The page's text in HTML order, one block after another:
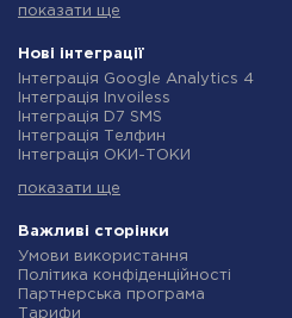
Інтеграція Gmail
Інтеграція Rozetka
Інтеграція OpenAI (ChatGPT)
Інтеграція Binotel
Інтеграція Prom
Інтеграція Приват24
Інтеграція OLX
Інтеграція SendPulse
Інтеграція Stream Telecom
Інтеграція Google Analytics
Інтеграція Creatio
Інтеграція Ringostat
показати ще
Нові інтеграції
Інтеграція Google Analytics 4
Інтеграція Invoiless
Інтеграція D7 SMS
Інтеграція Телфин
Інтеграція ОКИ-ТОКИ
Інтеграція Microsoft Dynamics 365
Інтеграція TxtSync
Інтеграція Wire2Air
Інтеграція Corezoid
Інтеграція Infobip
Інтеграція Instasent
показати ще
Важливі сторінки
Умови використання
Політика конфіденційності
Партнерська програма
Тарифи